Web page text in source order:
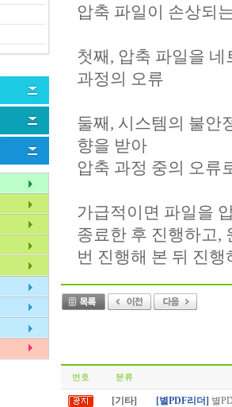
압축 파일이 손상되
첫째, 압축 파일을
과정의 오류
둘째, 시스템의 불안
향을 받아
압축 과정 중의 오류
가급적이면 파일을
종료한 후 진행하고,
번 진행해 본 뒤 진
번호 분류
[기타] [별PDF리더] 별